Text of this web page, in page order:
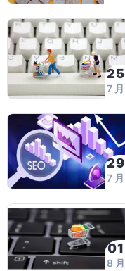
25
7 月
29
7 月
01
8 月